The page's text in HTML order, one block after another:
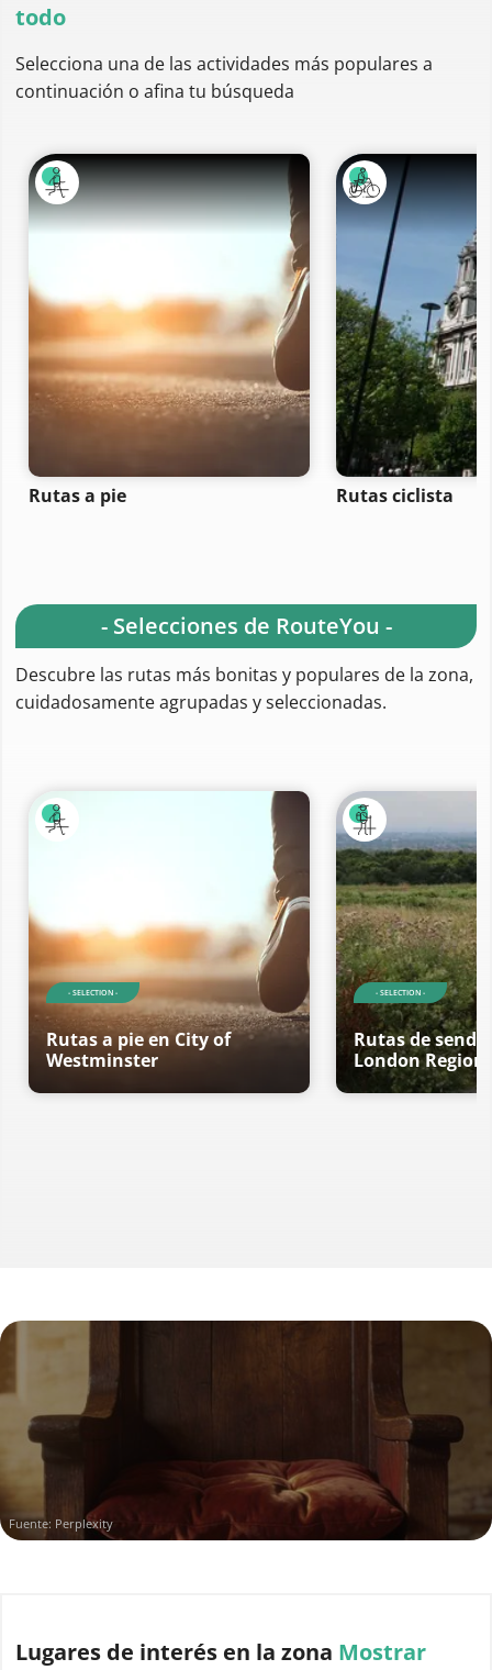
todo
Selecciona una de las actividades más populares a
continuación o afina tu búsqueda
Rutas a pie Rutas ciclista
- Selecciones de RouteYou -
Descubre las rutas más bonitas y populares de la zona,
cuidadosamente agrupadas y seleccionadas.
- SELECTION -
Rutas a pie en City of
Westminster
- SELECTION -
Rutas de
London Region
Fuente: Perplexity
Lugares de interés en la zona Mostrar